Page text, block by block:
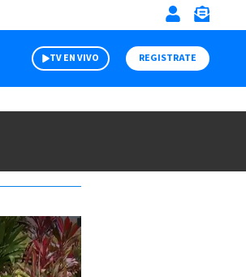
TV EN VIVO REGISTRATE